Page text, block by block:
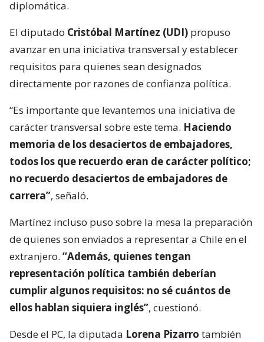
diplomática.
El diputado Cristóbal Martínez (UDI) propuso
avanzar en una iniciativa transversal y establecer
requisitos para quienes sean designados
directamente por razones de confianza política.
“Es importante que levantemos una iniciativa de
carácter transversal sobre este tema. Haciendo
memoria de los desaciertos de embajadores,
todos los que recuerdo eran de carácter político;
no recuerdo desaciertos de embajadores de
carrera”, señaló.
Martínez incluso puso sobre la mesa la preparación
de quienes son enviados a representar a Chile en el
extranjero. “Además, quienes tengan
representación política también deberían
cumplir algunos requisitos: no sé cuántos de
ellos hablan siquiera inglés”, cuestionó.
Desde el PC, la diputada Lorena Pizarro también